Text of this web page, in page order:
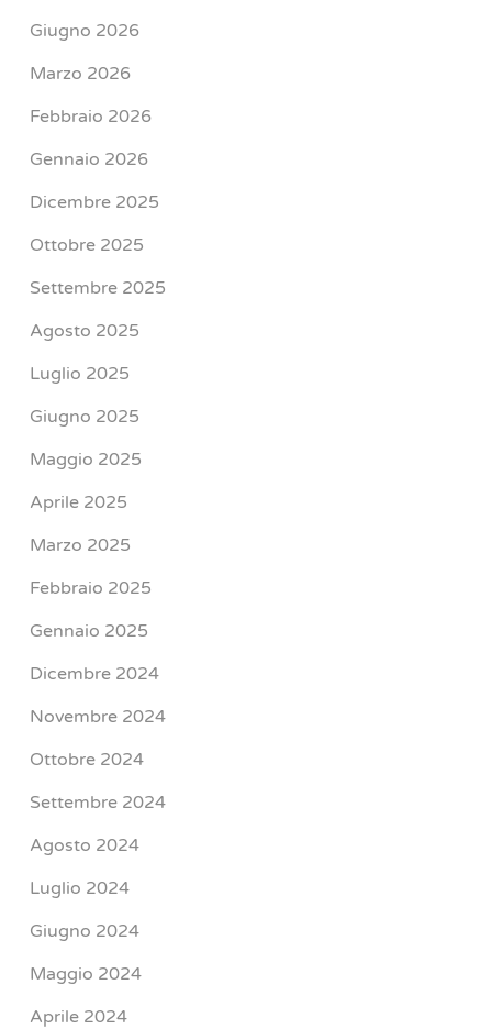
Giugno 2026
Marzo 2026
Febbraio 2026
Gennaio 2026
Dicembre 2025
Ottobre 2025
Settembre 2025
Agosto 2025
Luglio 2025
Giugno 2025
Maggio 2025
Aprile 2025
Marzo 2025
Febbraio 2025
Gennaio 2025
Dicembre 2024
Novembre 2024
Ottobre 2024
Settembre 2024
Agosto 2024
Luglio 2024
Giugno 2024
Maggio 2024
Aprile 2024